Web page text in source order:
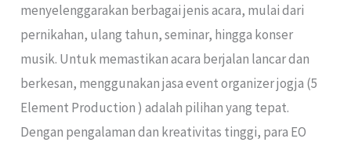
menyelenggarakan berbagai jenis acara, mulai dari
pernikahan, ulang tahun, seminar, hingga konser
musik. Untuk memastikan acara berjalan lancar dan
berkesan, menggunakan jasa event organizer jogja (5
Element Production ) adalah pilihan yang tepat.
Dengan pengalaman dan kreativitas tinggi, para EO